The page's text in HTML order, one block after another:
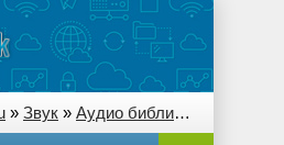
» Звук » Аудио библиотеки